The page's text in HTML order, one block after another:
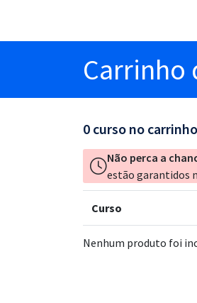
Carrinho
0 curso no carrinho
Não perca a
estão garantidos
Curso
Nenhum produto foi